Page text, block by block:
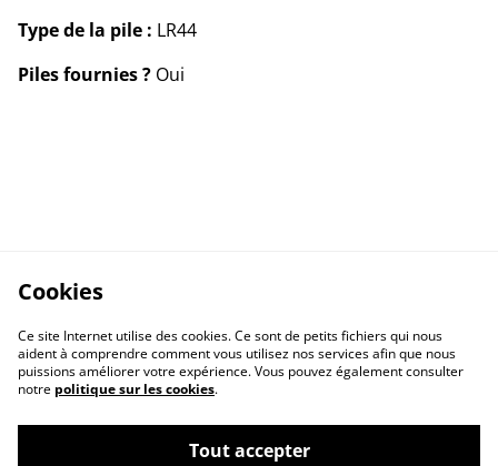
Type de la pile : LR44
Piles fournies ? Oui
Cookies
Ce site Internet utilise des cookies. Ce sont de petits fichiers qui nous
aident à comprendre comment vous utilisez nos services afin que nous
puissions améliorer votre expérience. Vous pouvez également consulter
notre politique sur les cookies.
Tout accepter